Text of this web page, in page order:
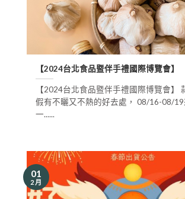
【2024台北食品暨伴手禮國際博覽會】
【2024台北食品暨伴手禮國際博覽會】
假有不曬又不熱的好去處， 08/16-08/
一......
01
2 月